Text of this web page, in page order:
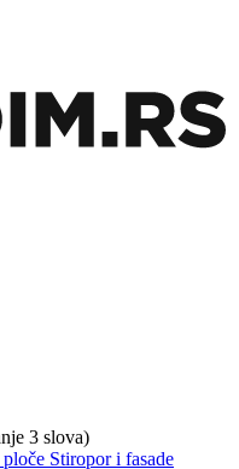
3 slova)
ploče Stiropor i fasade